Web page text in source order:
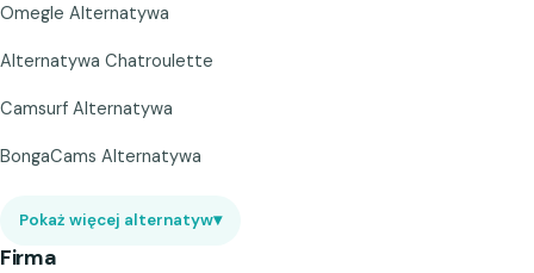
Omegle Alternatywa
Alternatywa Chatroulette
Camsurf Alternatywa
BongaCams Alternatywa
Pokaż więcej alternatyw▾
Firma